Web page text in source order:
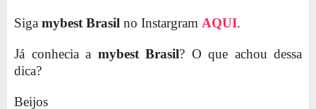
Siga mybest Brasil no Instargram AQUI.
Já conhecia a mybest Brasil? O que achou dessa
dica?
Beijos